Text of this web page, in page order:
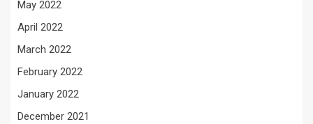
May 2022
April 2022
March 2022
February 2022
January 2022
December 2021